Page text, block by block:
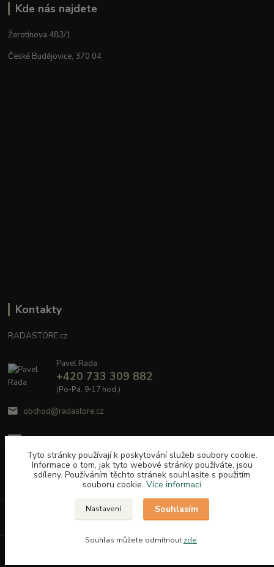
Kde nás najdete
Žerotínova 483/1
České Budějovice, 370 04
Kontakty
RADASTORE.cz
Pavel Rada
+420 733 309 882
(Po-Pá, 9-17 hod.)
obchod@radastore.cz
Upravit sběr cookies.
Tyto stránky používají k poskytování služeb soubory cookie.
Informace o tom, jak tyto webové stránky používáte, jsou
sdíleny. Používáním těchto stránek souhlasíte s použitím
souboru cookie. Více informací
Nastavení Souhlasím
Souhlas můžete odmítnout zde.